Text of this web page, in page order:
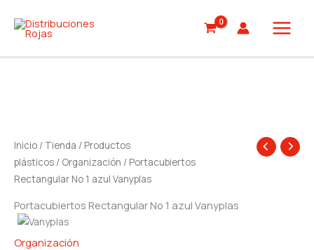
contenido
Inicio / Tienda / Productos
plásticos / Organización / Portacubiertos
Rectangular No 1 azul Vanyplas
Portacubiertos Rectangular No 1 azul Vanyplas
Organización